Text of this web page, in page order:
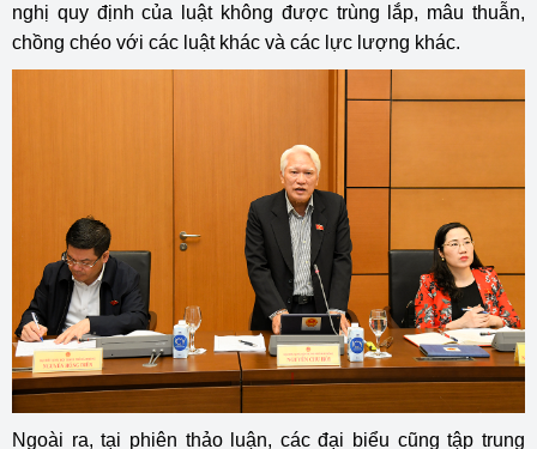
nghị quy định của luật không được trùng lắp, mâu thuẫn,
chồng chéo với các luật khác và các lực lượng khác.
Ngoài ra, tại phiên thảo luận, các đại biểu cũng tập trung